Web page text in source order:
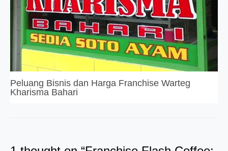
Peluang Bisnis dan Harga Franchise Warteg
Kharisma Bahari